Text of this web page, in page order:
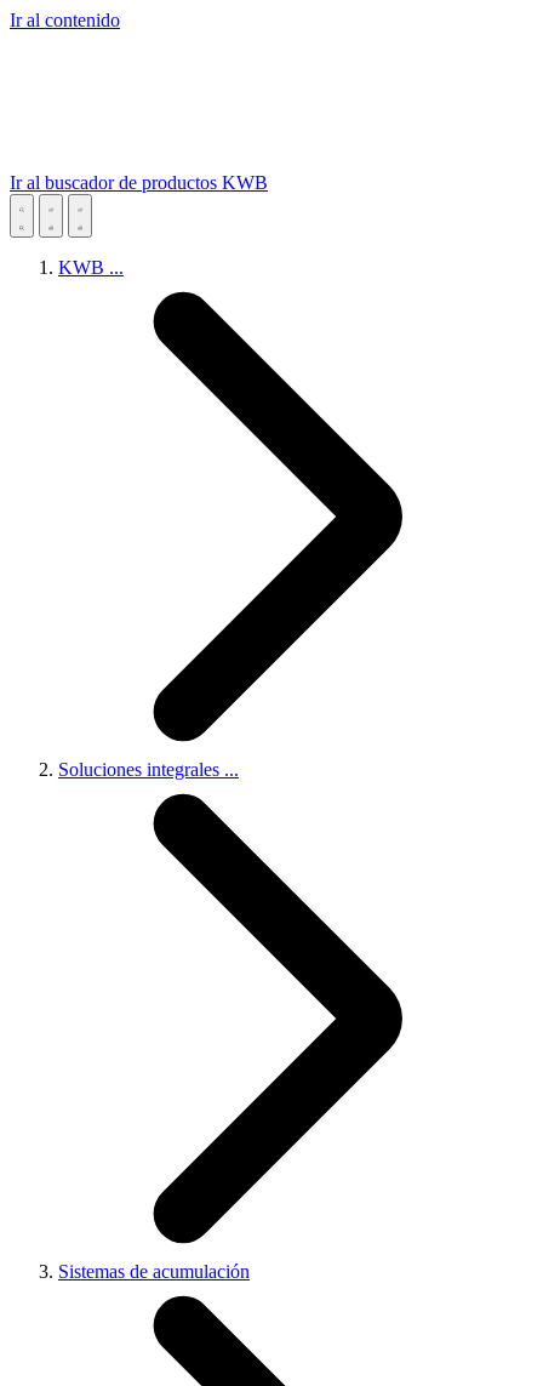
Ir al contenido
Ir al buscador de productos KWB
KWB ...
Soluciones integrales ...
Sistemas de acumulación